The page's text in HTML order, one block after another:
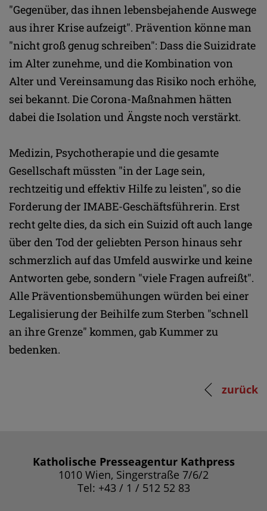
"Gegenüber, das ihnen lebensbejahende Auswege
aus ihrer Krise aufzeigt". Prävention könne man
"nicht groß genug schreiben": Dass die Suizidrate
im Alter zunehme, und die Kombination von
Alter und Vereinsamung das Risiko noch erhöhe,
sei bekannt. Die Corona-Maßnahmen hätten
dabei die Isolation und Ängste noch verstärkt.
Medizin, Psychotherapie und die gesamte
Gesellschaft müssten "in der Lage sein,
rechtzeitig und effektiv Hilfe zu leisten", so die
Forderung der IMABE-Geschäftsführerin. Erst
recht gelte dies, da sich ein Suizid oft auch lange
über den Tod der geliebten Person hinaus sehr
schmerzlich auf das Umfeld auswirke und keine
Antworten gebe, sondern "viele Fragen aufreißt".
Alle Präventionsbemühungen würden bei einer
Legalisierung der Beihilfe zum Sterben "schnell
an ihre Grenze" kommen, gab Kummer zu
bedenken.
zurück
Katholische Presseagentur Kathpress
1010 Wien, Singerstraße 7/6/2
Tel: +43 / 1 / 512 52 83